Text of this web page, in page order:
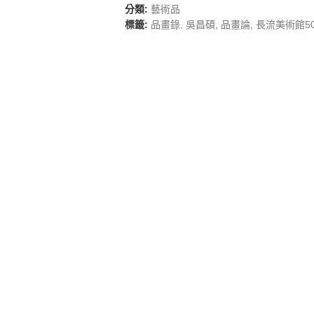
分類: 藝術品
標籤: 品畫錄, 吳昌碩, 品畫論, 長流美術館